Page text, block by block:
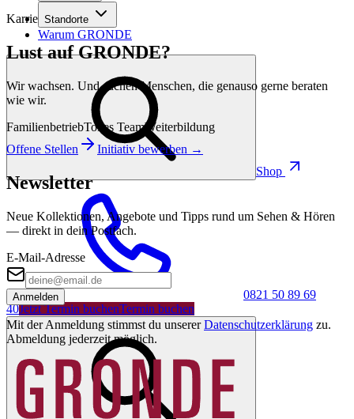
Standorte
Warum GRONDE
Shop
0821 50 89 69
40Jetzt Termin buchenTermin buchen
Karriere
Lust auf GRONDE?
Wir wachsen. Und suchen Menschen, die genauso gerne beraten
wie wir.
FamilienbetriebTolles TeamWeiterbildung
Offene Stellen
Initiativ bewerben →
Newsletter
Neue Kollektionen, Angebote und Tipps rund um Sehen & Hören
— direkt in dein Postfach.
E-Mail-Adresse
Anmelden
Mit der Anmeldung stimmst du unserer Datenschutzerklärung zu.
Abmeldung jederzeit möglich.